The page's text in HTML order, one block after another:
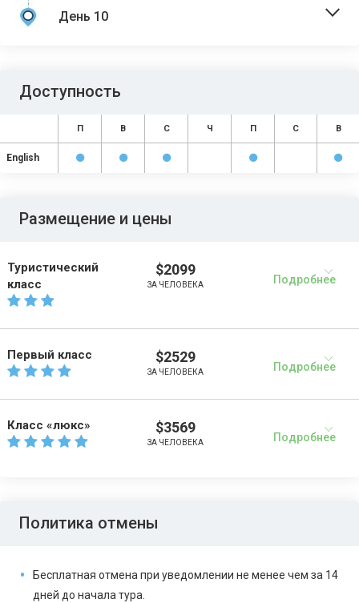
День 10
Доступность
П В С Ч П С В
English
Размещение и цены
Туристический
класс
$2099
ЗА ЧЕЛОВЕКА Подробнее
Первый класс $2529
ЗА ЧЕЛОВЕКА Подробнее
Класс «люкс» $3569
ЗА ЧЕЛОВЕКА Подробнее
Политика отмены
Бесплатная отмена при уведомлении не менее чем за 14
дней до начала тура.